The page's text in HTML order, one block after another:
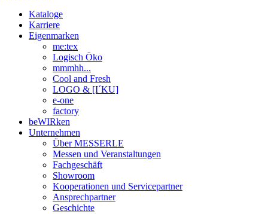
Kataloge
Karriere
Eigenmarken
me:tex
Logisch Öko
mmmhh...
Cool and Fresh
LOGO & [I´KU]
e-one
factory
beWIRken
Unternehmen
Über MESSERLE
Messen und Veranstaltungen
Fachgeschäft
Showroom
Kooperationen und Servicepartner
Ansprechpartner
Geschichte